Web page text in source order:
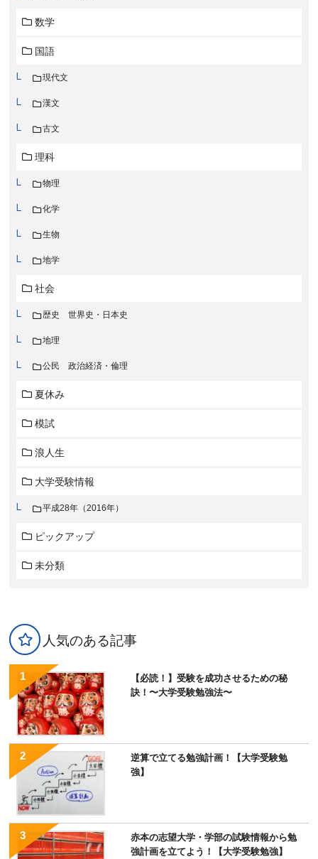
数学
国語
現代文
漢文
古文
理科
物理
化学
生物
地学
社会
歴史 世界史・日本史
地理
公民 政治経済・倫理
夏休み
模試
浪人生
大学受験情報
平成28年（2016年）
ピックアップ
未分類
人気のある記事
【必読！】受験を成功させるための秘
訣！〜大学受験勉強法〜
逆算で立てる勉強計画！【大学受験勉
強】
赤本の志望大学・学部の試験情報から勉
強計画を立てよう！【大学受験勉強】